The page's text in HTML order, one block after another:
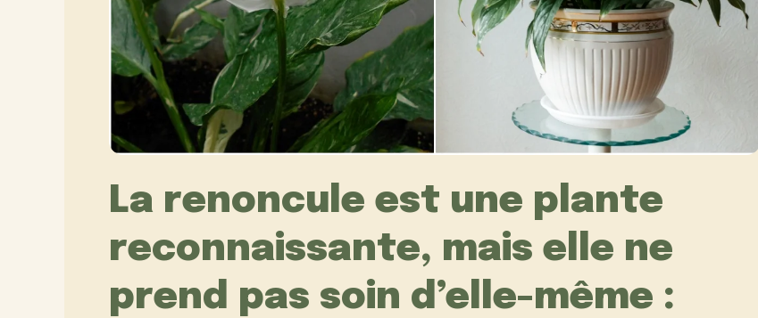
La renoncule est une plante
reconnaissante, mais elle ne
prend pas soin d’elle-même :